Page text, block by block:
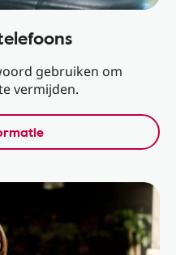
gebruiken om
vermijden.